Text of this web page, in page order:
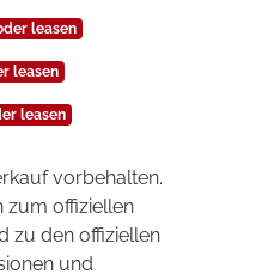
leasen
leasen
leasen
vorbehalten.
zum offiziellen
zu den offiziellen
und